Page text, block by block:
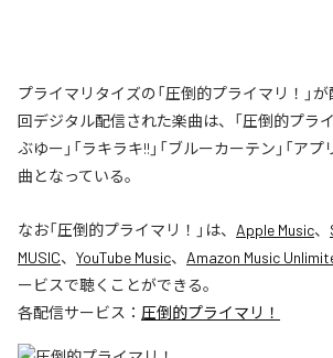
プライマリタイズの「圧倒的プライマリ！」
回デジタル配信された楽曲は、「圧倒的プラ
ぶゆー」「ラキラキ!!」「ブルーカーテン」「ア
曲となっている。
なお「圧倒的プライマリ！ 」は、 Apple Music、
MUSIC、 YouTube Music、 Amazon Music
ービスで聴くことができる。
各配信サービス： 圧倒的プライマリ！